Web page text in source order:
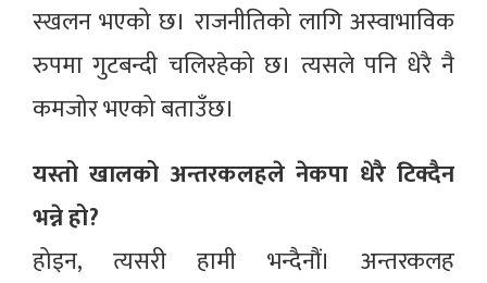
स्खलन भएको छ। राजनीतिको लागि अस्वाभाविक
रुपमा गुटबन्दी चलिरहेको छ। त्यसले पनि धेरै नै
कमजोर भएको बताउँछ।
यस्तो खालको अन्तरकलहले नेकपा धेरै टिक्दैन
भन्ने हो?
होइन, त्यसरी हामी भन्दैनौं। अन्तरकलह